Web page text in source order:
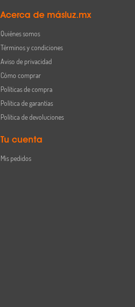
Acerca de másluz.mx
Quiénes somos
Términos y condiciones
Aviso de privacidad
Cómo comprar
Políticas de compra
Política de garantías
Política de devoluciones
Tu cuenta
Mis pedidos